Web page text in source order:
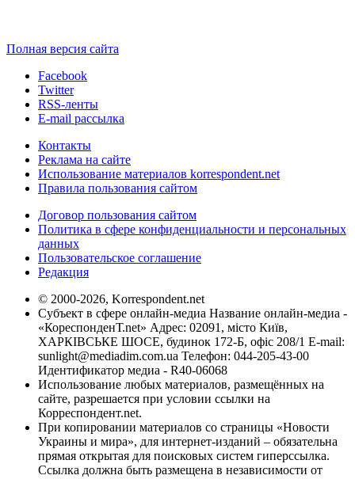
Полная версия сайта
Facebook
Twitter
RSS-ленты
E-mail рассылка
Контакты
Реклама на сайте
Использование материалов korrespondent.net
Правила пользования сайтом
Договор пользования сайтом
Политика в сфере конфиденциальности и персональных
данных
Пользовательское соглашение
Редакция
© 2000-2026, Korrespondent.net
Субъект в сфере онлайн-медиа Название онлайн-медиа -
«КореспонденТ.net» Адрес: 02091, місто Київ,
ХАРКІВСЬКЕ ШОСЕ, будинок 172-Б, офіс 208/1 E-mail:
sunlight@mediadim.com.ua Телефон: 044-205-43-00
Идентификатор медиа - R40-06068
Использование любых материалов, размещённых на
сайте, разрешается при условии ссылки на
Корреспондент.net.
При копировании материалов со страницы «Новости
Украины и мира», для интернет-изданий – обязательна
прямая открытая для поисковых систем гиперссылка.
Ссылка должна быть размещена в независимости от